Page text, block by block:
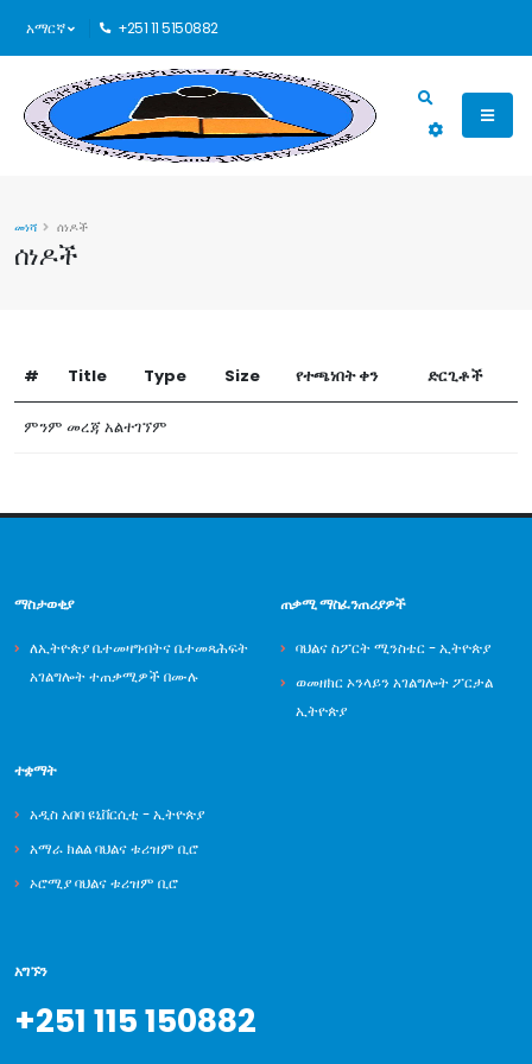
አማርኛ +251 11 5150882
ሰነዶች
መነሻ ሰነዶች
# Title Type Size የተጫነበት ቀን ድርጊቶች
ምንም መረጃ አልተገኘም
ማስታወቂያ
ለኢትዮጵያ ቤተመዛግብትና ቤተመጻሕፍት
አገልግሎት ተጠቃሚዎች በሙሉ
ጠቃሚ ማስፈንጠሪያዎች
ባህልና ስፖርት ሚንስቴር - ኢትዮጵያ
ወመዘክር ኦንላይን አገልግሎት ፖርታል
ኢትዮጵያ
ተቋማት
አዲስ አበባ ዩኒቨርሲቲ - ኢትዮጵያ
አማራ ክልል ባህልና ቱሪዝም ቢሮ
ኦሮሚያ ባህልና ቱሪዝም ቢሮ
አግኙን
+251 115 150882